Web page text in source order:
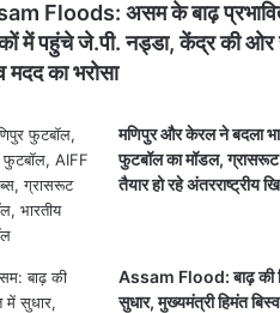
Floods: असम के बाढ़
में पहुंचे जे.पी. नड्डा, केंद्र की ओर
मदद का भरोसा
मणिपुर और केरल ने बदला
फुटबॉल का मॉडल,
तैयार हो रहे अंतरराष्ट्रीय
Assam Flood: बाढ़ की
सुधार, मुख्यमंत्री हिमंत